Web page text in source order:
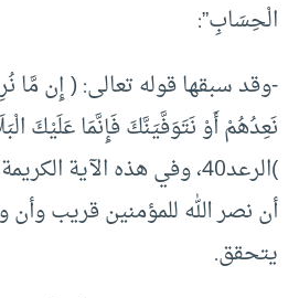
الْحِسَابِ”:
-وقد سبقها قوله تعالى: ( إِن مَّا
نَعِدُهُمْ أَوْ نَتَوَفَّيَنَّكَ فَإِنَّمَا عَلَيْكَ
)الرعد40، وفي هذه الآية
أن نصر الله للمؤمنين قريب وأن
يتحقق.